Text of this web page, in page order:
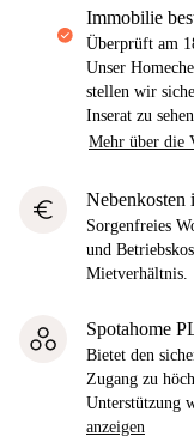
Immobilie
Überprüft am
Unser
stellen wir
Inserat zu
Mehr über die
euro
Sorgenfreies
und
Mietverhältnis.
Spotahome
Bietet den
Zugang zu
Unterstützung
anzeigen